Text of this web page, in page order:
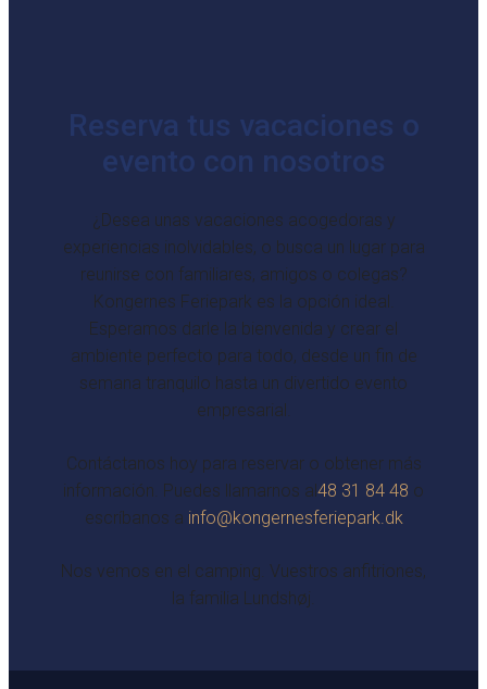
Reserva tus vacaciones o
evento con nosotros
¿Desea unas vacaciones acogedoras y
experiencias inolvidables, o busca un lugar para
reunirse con familiares, amigos o colegas?
Kongernes Feriepark es la opción ideal.
Esperamos darle la bienvenida y crear el
ambiente perfecto para todo, desde un fin de
semana tranquilo hasta un divertido evento
empresarial.
Contáctanos hoy para reservar o obtener más
información. Puedes llamarnos al 48 31 84 48 o
escríbanos a info@kongernesferiepark.dk
Nos vemos en el camping. Vuestros anfitriones,
la familia Lundshøj.